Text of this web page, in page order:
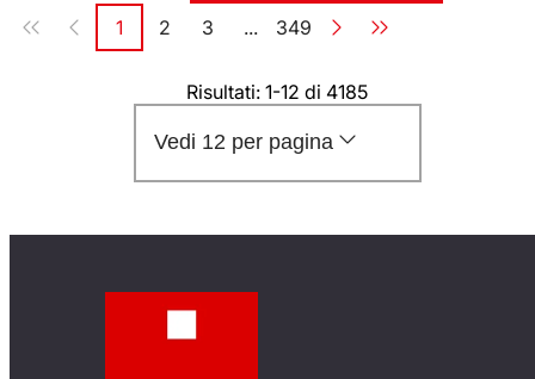
Paginazione
Pagina
1 Pagina
2 Pagina
3 ... Pagina
349
Risultati: 1-12 di 4185
Vedi 12 per pagina